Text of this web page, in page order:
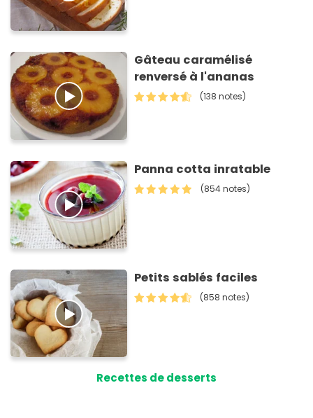
Gâteau caramélisé
renversé à l'ananas
(138 notes)
Panna cotta inratable
(854 notes)
Petits sablés faciles
(858 notes)
Recettes de desserts